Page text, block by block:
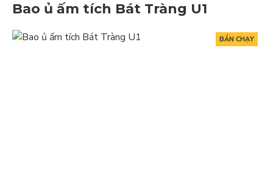
Bao ủ ấm tích Bát Tràng U1
BÁN CHẠY